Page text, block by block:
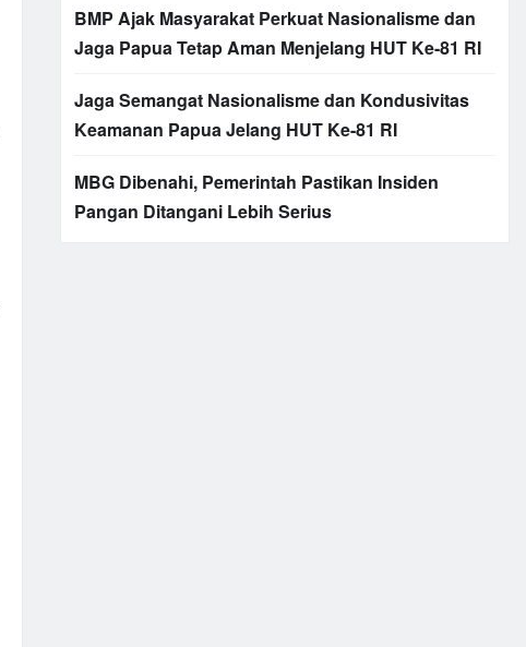
BMP Ajak Masyarakat Perkuat Nasionalisme dan
Jaga Papua Tetap Aman Menjelang HUT Ke-81 RI
Jaga Semangat Nasionalisme dan Kondusivitas
Keamanan Papua Jelang HUT Ke-81 RI
MBG Dibenahi, Pemerintah Pastikan Insiden
Pangan Ditangani Lebih Serius